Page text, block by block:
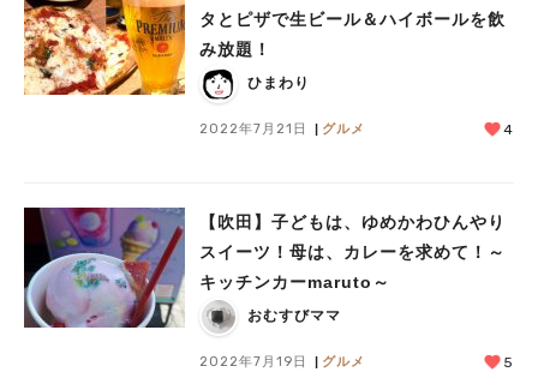
タとピザで生ビール＆ハイボールを飲
み放題！
ひまわり
2022年7月21日 グルメ 4
【吹田】子どもは、ゆめかわひんやり
スイーツ！母は、カレーを求めて！～
キッチンカーmaruto～
おむすびママ
2022年7月19日 グルメ 5